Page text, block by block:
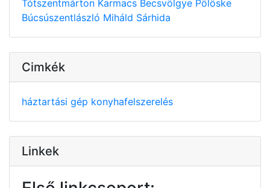
Tótszentmárton Karmacs Becsvölgye Pölöske
Búcsúszentlászló Miháld Sárhida
Cimkék
háztartási gép konyhafelszerelés
Linkek